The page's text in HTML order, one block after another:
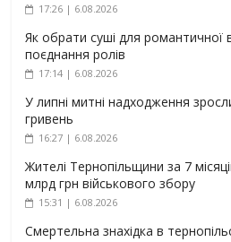
17:26 | 6.08.2026
Як обрати суші для романтичної
поєднання ролів
17:14 | 6.08.2026
У липні митні надходження
гривень
16:27 | 6.08.2026
Жителі Тернопільщини за 7
млрд грн військового збору
15:31 | 6.08.2026
Смертельна знахідка в